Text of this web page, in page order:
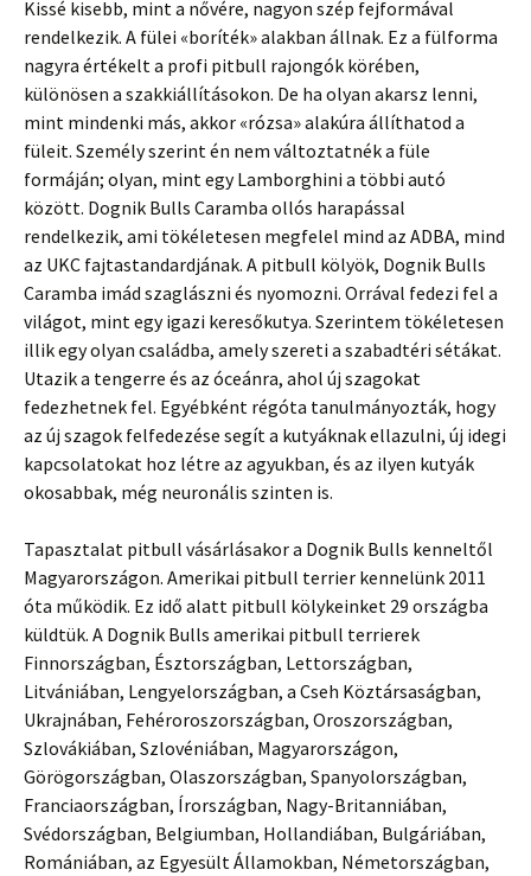
Kissé kisebb, mint a nővére, nagyon szép fejformával
rendelkezik. A fülei «boríték» alakban állnak. Ez a fülforma
nagyra értékelt a profi pitbull rajongók körében,
különösen a szakkiállításokon. De ha olyan akarsz lenni,
mint mindenki más, akkor «rózsa» alakúra állíthatod a
füleit. Személy szerint én nem változtatnék a füle
formáján; olyan, mint egy Lamborghini a többi autó
között. Dognik Bulls Caramba ollós harapással
rendelkezik, ami tökéletesen megfelel mind az ADBA, mind
az UKC fajtastandardjának. A pitbull kölyök, Dognik Bulls
Caramba imád szaglászni és nyomozni. Orrával fedezi fel a
világot, mint egy igazi keresőkutya. Szerintem tökéletesen
illik egy olyan családba, amely szereti a szabadtéri sétákat.
Utazik a tengerre és az óceánra, ahol új szagokat
fedezhetnek fel. Egyébként régóta tanulmányozták, hogy
az új szagok felfedezése segít a kutyáknak ellazulni, új idegi
kapcsolatokat hoz létre az agyukban, és az ilyen kutyák
okosabbak, még neuronális szinten is.
Tapasztalat pitbull vásárlásakor a Dognik Bulls kenneltől
Magyarországon. Amerikai pitbull terrier kennelünk 2011
óta működik. Ez idő alatt pitbull kölykeinket 29 országba
küldtük. A Dognik Bulls amerikai pitbull terrierek
Finnországban, Észtországban, Lettországban,
Litvániában, Lengyelországban, a Cseh Köztársaságban,
Ukrajnában, Fehéroroszországban, Oroszországban,
Szlovákiában, Szlovéniában, Magyarországon,
Görögországban, Olaszországban, Spanyolországban,
Franciaországban, Írországban, Nagy-Britanniában,
Svédországban, Belgiumban, Hollandiában, Bulgáriában,
Romániában, az Egyesült Államokban, Németországban,